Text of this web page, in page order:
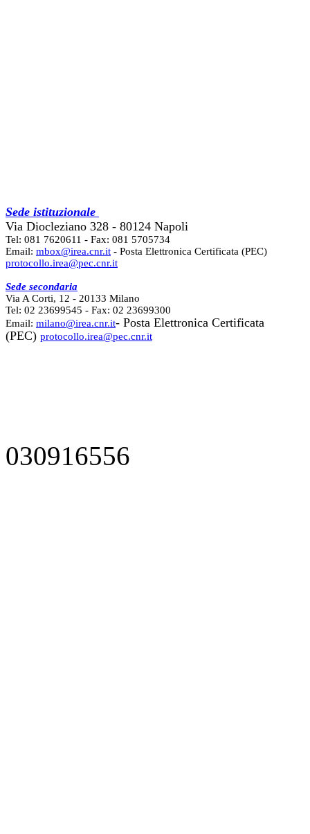
Sede istituzionale
Via Diocleziano 328 - 80124 Napoli
Tel: 081 7620611 - Fax: 081 5705734
Email: mbox@irea.cnr.it - Posta Elettronica Certificata (PEC)
protocollo.irea@pec.cnr.it
Sede secondaria
Via A Corti, 12 - 20133 Milano
Tel: 02 23699545 - Fax: 02 23699300
Email: milano@irea.cnr.it- Posta Elettronica Certificata
(PEC) protocollo.irea@pec.cnr.it
030916556